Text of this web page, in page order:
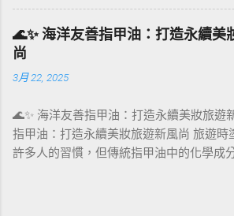
使用可堆肥或可再利用的包裝。 美國新興
品和飲料業採用至少30%的回收材料。 環
創新 現代環保包裝設計朝著多元化、智能
甘蔗纖維，已被廣泛應用於食品包裝盒的
解材料製成，能在自然環境中迅速分解，
裝難回收的問題。 2. 可重複使用與循環包
PackAge+」推出的循環包裝系統，以可重
材質 ：由回收寶特瓶製成，具防水抗污
次性用品的使用、降低碳足跡、推動可重
料，並與供應商合作實現永續採購。這不
動，更是企業對永續旅遊與責任醫療的承
溫，許多旅客開始重視環境影響，選擇更
全、舒適且無愧於自然的療程體驗，同時
優勢。 ✨ 零廢棄與傳統醫美療程比較 項
棄醫美療程 一次性用品 大量使用拋棄式紙
單一材質設計，便於回收或再利用 產品
🌊✨ 海洋友善指甲油：打造永續美
尚
3月 22, 2025
🌊✨ 海洋友善指甲油：打造永續美妝旅遊
指甲油：打造永續美妝旅遊新風尚 旅遊時
許多人的習慣，但傳統指甲油中的化學成
尚，還能保護環境。本文將深入探討海洋